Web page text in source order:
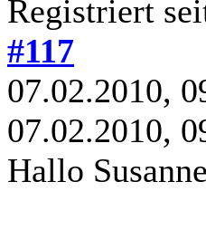
Registriert
#117
07.02.2010,
07.02.2010,
Hallo Susanne